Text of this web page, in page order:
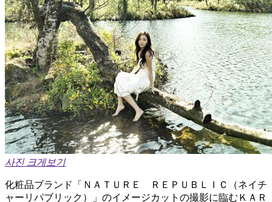
사진 크게보기
化粧品ブランド「ＮＡＴＵＲＥ ＲＥＰＵＢＬＩＣ（ネイチ
ャーリパブリック）」のイメージカットの撮影に臨むＫＡＲ